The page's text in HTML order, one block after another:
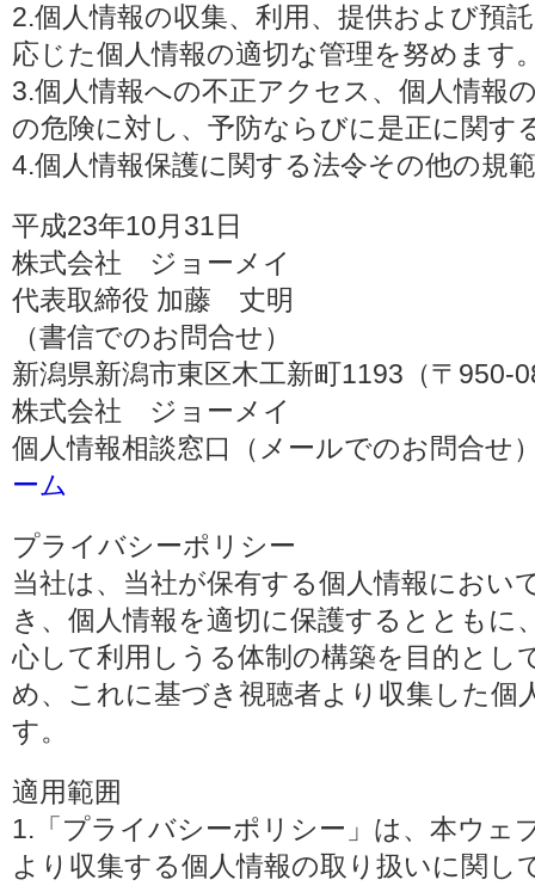
2.個人情報の収集、利用、提供および預
応じた個人情報の適切な管理を努めます
3.個人情報への不正アクセス、個人情報
の危険に対し、予防ならびに是正に関す
4.個人情報保護に関する法令その他の規
平成23年10月31日
株式会社 ジョーメイ
代表取締役 加藤 丈明
（書信でのお問合せ）
新潟県新潟市東区木工新町1193（〒950-
株式会社 ジョーメイ
個人情報相談窓口（メールでのお問合せ
ーム
プライバシーポリシー
当社は、当社が保有する個人情報におい
き、個人情報を適切に保護するとともに
心して利用しうる体制の構築を目的とし
め、これに基づき視聴者より収集した個
す。
適用範囲
1.「プライバシーポリシー」は、本ウェ
より収集する個人情報の取り扱いに関し